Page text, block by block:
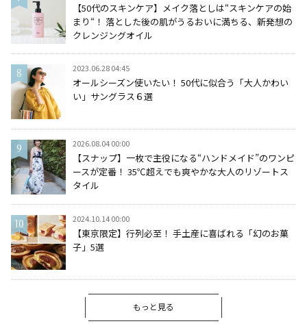
【50代のスキンケア】メイク落としは“スキンケアの始
まり“！ 落とした後の肌がうるおいに満ちる、新発想の
クレンジングオイル
2023.06.28 04:45
オールシーズン使いたい！ 50代に似合う「大人かわい
い」サングラス６選
2026.08.04 00:00
【スナップ】一枚で主役になる“ハンドメイド”のワンピ
ースが定番！ 35℃超えでも爽やかな大人のリゾートス
タイル
2024.10.14 00:00
【東京限定】行列必至！ 手土産に喜ばれる「幻のお菓
子」5選
もっと見る